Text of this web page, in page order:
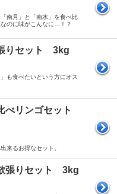
南月」と「南水」を食べ比
のに味がこんなに…！？
りセット 3kg
も食べたいという方にオス
べリンゴセット
来るお得なセット。
張りセット 3kg